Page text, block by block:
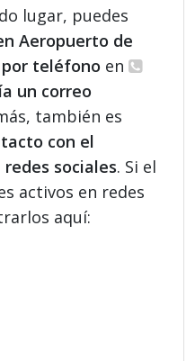
lugar, puedes
Aeropuerto de
teléfono en
un correo
también es
con el
sociales. Si el
activos en redes
aquí: